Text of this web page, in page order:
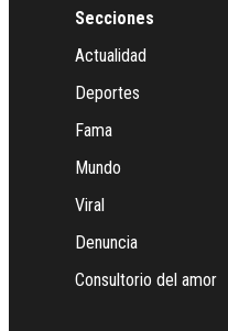
Secciones
Actualidad
Deportes
Fama
Mundo
Viral
Denuncia
Consultorio del amor